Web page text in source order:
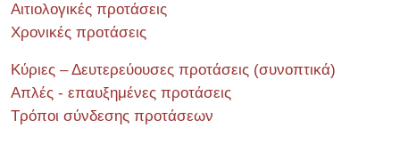
Αιτιολογικές προτάσεις
Χρονικές προτάσεις
Κύριες – Δευτερεύουσες προτάσεις (συνοπτικά)
Απλές - επαυξημένες προτάσεις
Τρόποι σύνδεσης προτάσεων